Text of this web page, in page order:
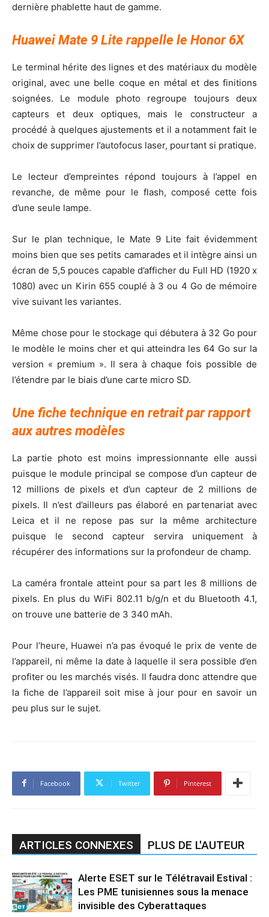
dernière phablette haut de gamme.
Huawei Mate 9 Lite rappelle le Honor 6X
Le terminal hérite des lignes et des matériaux du modèle
original, avec une belle coque en métal et des finitions
soignées. Le module photo regroupe toujours deux
capteurs et deux optiques, mais le constructeur a
procédé à quelques ajustements et il a notamment fait le
choix de supprimer l’autofocus laser, pourtant si pratique.
Le lecteur d’empreintes répond toujours à l’appel en
revanche, de même pour le flash, composé cette fois
d’une seule lampe.
Sur le plan technique, le Mate 9 Lite fait évidemment
moins bien que ses petits camarades et il intègre ainsi un
écran de 5,5 pouces capable d’afficher du Full HD (1920 x
1080) avec un Kirin 655 couplé à 3 ou 4 Go de mémoire
vive suivant les variantes.
Même chose pour le stockage qui débutera à 32 Go pour
le modèle le moins cher et qui atteindra les 64 Go sur la
version « premium ». Il sera à chaque fois possible de
l’étendre par le biais d’une carte micro SD.
Une fiche technique en retrait par rapport
aux autres modèles
La partie photo est moins impressionnante elle aussi
puisque le module principal se compose d’un capteur de
12 millions de pixels et d’un capteur de 2 millions de
pixels. Il n’est d’ailleurs pas élaboré en partenariat avec
Leica et il ne repose pas sur la même architecture
puisque le second capteur servira uniquement à
récupérer des informations sur la profondeur de champ.
La caméra frontale atteint pour sa part les 8 millions de
pixels. En plus du WiFi 802.11 b/g/n et du Bluetooth 4.1,
on trouve une batterie de 3 340 mAh.
Pour l’heure, Huawei n’a pas évoqué le prix de vente de
l’appareil, ni même la date à laquelle il sera possible d’en
profiter ou les marchés visés. Il faudra donc attendre que
la fiche de l’appareil soit mise à jour pour en savoir un
peu plus sur le sujet.
Facebook Twitter Pinterest
ARTICLES CONNEXES PLUS DE L'AUTEUR
Alerte ESET sur le Télétravail Estival :
Les PME tunisiennes sous la menace
invisible des Cyberattaques